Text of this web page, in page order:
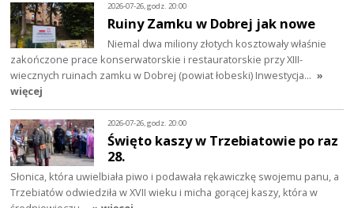
2026-07-26, godz. 20:00
Ruiny Zamku w Dobrej jak nowe
Niemal dwa miliony złotych kosztowały właśnie
zakończone prace konserwatorskie i restauratorskie przy XIII-
wiecznych ruinach zamku w Dobrej (powiat łobeski) Inwestycja… »
więcej
2026-07-26, godz. 20:00
Święto kaszy w Trzebiatowie po raz
28.
Słonica, która uwielbiała piwo i podawała rękawiczkę swojemu panu, a
Trzebiatów odwiedziła w XVII wieku i micha gorącej kaszy, która w